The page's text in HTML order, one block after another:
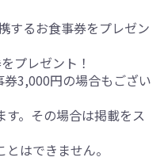
するお食事券をプレゼン
プレゼント！
3,000円の場合もござい
。その場合は掲載をス
はできません。